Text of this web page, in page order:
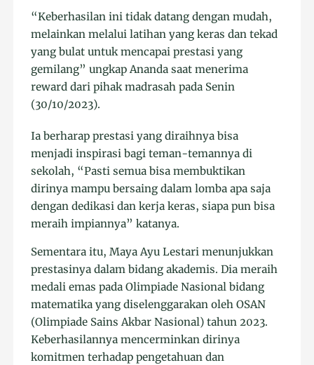
“Keberhasilan ini tidak datang dengan mudah,
melainkan melalui latihan yang keras dan tekad
yang bulat untuk mencapai prestasi yang
gemilang” ungkap Ananda saat menerima
reward dari pihak madrasah pada Senin
(30/10/2023).
Ia berharap prestasi yang diraihnya bisa
menjadi inspirasi bagi teman-temannya di
sekolah, “Pasti semua bisa membuktikan
dirinya mampu bersaing dalam lomba apa saja
dengan dedikasi dan kerja keras, siapa pun bisa
meraih impiannya” katanya.
Sementara itu, Maya Ayu Lestari menunjukkan
prestasinya dalam bidang akademis. Dia meraih
medali emas pada Olimpiade Nasional bidang
matematika yang diselenggarakan oleh OSAN
(Olimpiade Sains Akbar Nasional) tahun 2023.
Keberhasilannya mencerminkan dirinya
komitmen terhadap pengetahuan dan